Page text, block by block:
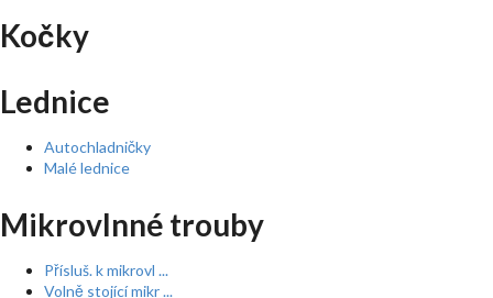
Kočky
Lednice
Autochladničky
Malé lednice
Mikrovlnné trouby
Přísluš. k mikrovl ...
Volně stojící mikr ...